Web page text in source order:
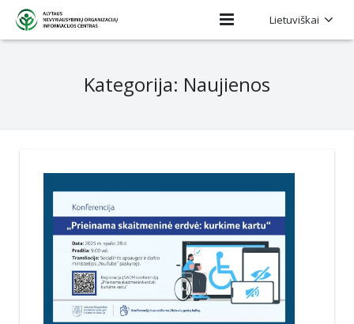
Lietuviškai
Kategorija: Naujienos